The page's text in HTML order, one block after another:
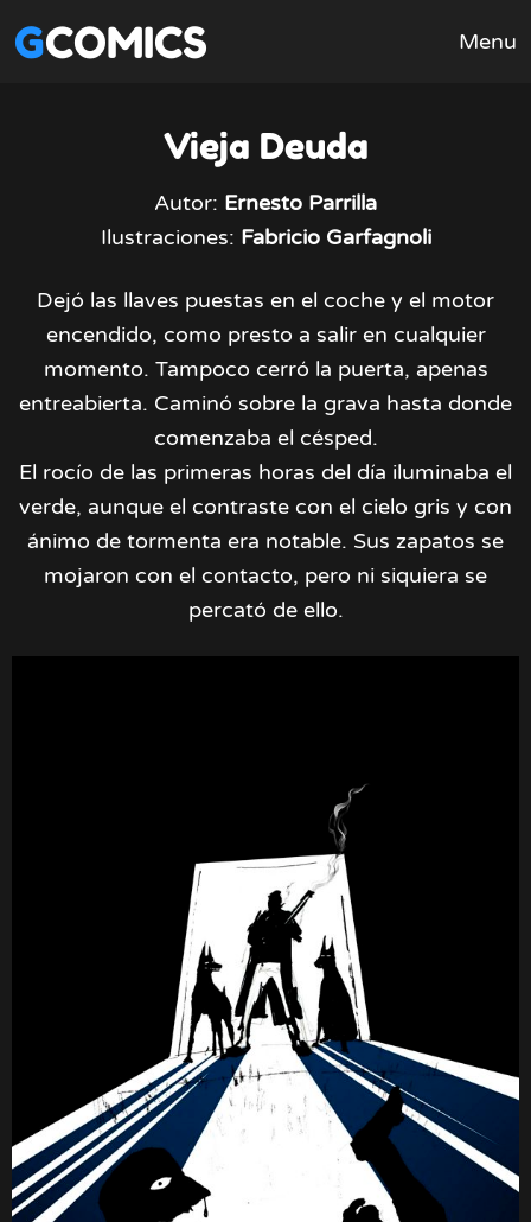
GCOMICS Menu
Vieja Deuda
Autor: Ernesto Parrilla
Ilustraciones: Fabricio Garfagnoli
Dejó las llaves puestas en el coche y el motor
encendido, como presto a salir en cualquier
momento. Tampoco cerró la puerta, apenas
entreabierta. Caminó sobre la grava hasta donde
comenzaba el césped.
El rocío de las primeras horas del día iluminaba el
verde, aunque el contraste con el cielo gris y con
ánimo de tormenta era notable. Sus zapatos se
mojaron con el contacto, pero ni siquiera se
percató de ello.